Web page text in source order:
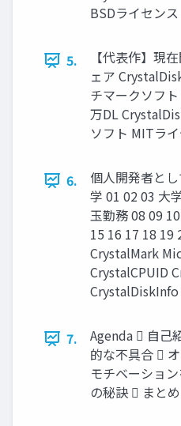
BSDライセンス
5.
【代表作】現
ェア
チマークソフ
万DL
ソフト MITラ
6.
個人開発者と
学 01 02 03 大
玉勤務 08 09
15 16 17 18 19
CrystalMark
CrystalCPUID
CrystalDiskInfo
7.
Agenda  自己
的な不具合 
モチベーショ
の秘訣  まとめ